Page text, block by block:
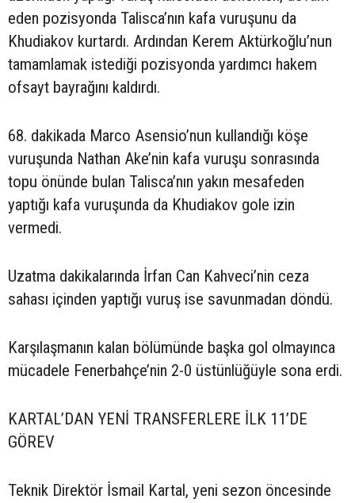
eden pozisyonda Talisca’nın kafa vuruşunu da
Khudiakov kurtardı. Ardından Kerem Aktürkoğlu’nun
tamamlamak istediği pozisyonda yardımcı hakem
ofsayt bayrağını kaldırdı.
68. dakikada Marco Asensio’nun kullandığı köşe
vuruşunda Nathan Ake’nin kafa vuruşu sonrasında
topu önünde bulan Talisca’nın yakın mesafeden
yaptığı kafa vuruşunda da Khudiakov gole izin
vermedi.
Uzatma dakikalarında İrfan Can Kahveci’nin ceza
sahası içinden yaptığı vuruş ise savunmadan döndü.
Karşılaşmanın kalan bölümünde başka gol olmayınca
mücadele Fenerbahçe’nin 2-0 üstünlüğüyle sona erdi.
KARTAL’DAN YENİ TRANSFERLERE İLK 11’DE
GÖREV
Teknik Direktör İsmail Kartal, yeni sezon öncesinde